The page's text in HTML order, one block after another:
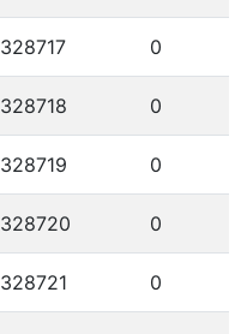
0
0
0
0
0